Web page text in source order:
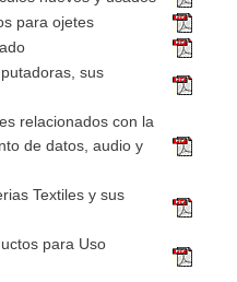
para ojetes
sus
relacionados con la
de datos, audio y
Textiles y sus
para Uso